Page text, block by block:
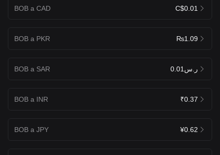
BOB a CAD C$0.01
BOB a PKR ₨1.09
BOB a SAR ر.س0.01
BOB a INR ₹0.37
BOB a JPY ¥0.62